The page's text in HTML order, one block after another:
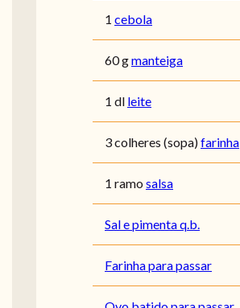
1 cebola
60 gmanteiga
1 dl leite
3 colheres (sopa)farinha
1 ramo salsa
Sal e pimenta q.b.
Farinha para passar